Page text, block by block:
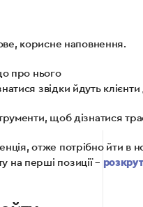
корисне наповнення.
про нього
звідки йдуть
щоб дізнатися
отже потрібно йти в
на перші позиції –